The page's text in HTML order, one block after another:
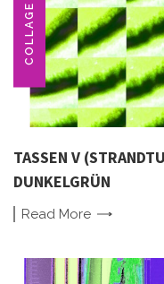
COLLAGE
TASSEN V
DUNKELGRÜN
Read More